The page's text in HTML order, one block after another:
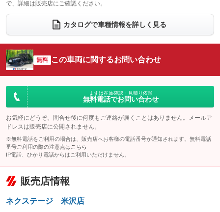
ウォークスルー
電動リアゲート フロントカメラ
：装備なし
シートエアコン
：装備なし 全周囲カメラ
：装備なし
サイドカメラ
：装備なし ルーフレール
：装備なし
エアサスペンション ヘッドライトウォッシャー
で、詳細は販売店にご確認ください。
カタログで車種情報を詳しく見る
無料 この車両に関するお問い合わせ
まずは在庫確認・見積り依頼
無料電話でお問い合わせ
お気軽にどうぞ。問合せ後に何度もご連絡が届くことはありません。メールア
ドレスは販売店に公開されません。
※無料電話をご利用の場合は、販売店へお客様の電話番号が通知されます。無料電話
番号ご利用の際の注意点は こちら
IP電話、ひかり電話からはご利用いただけません。
販売店情報
ネクステージ 米沢店